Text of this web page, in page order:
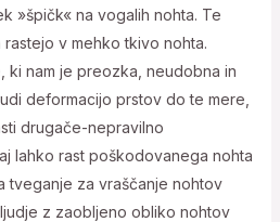
»špičk« na vogalih nohta. Te
v mehko tkivo nohta.
ki nam je preozka, neudobna in
deformacijo prstov do te mere,
drugače-nepravilno
lahko rast poškodovanega nohta
tveganje za vraščanje nohtov
z zaobljeno obliko nohtov